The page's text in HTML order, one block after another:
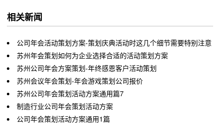
相关新闻
公司年会活动策划方案-策划庆典活动时这几个细节需要特别注意
​苏州年会策划如何为企业选择合适的活动策划方案
苏州公司年会方案策划-年终感恩客户活动策划
苏州会议年会策划-年会游戏策划公司报价
苏州公司年会策划活动方案通用篇7
制造行业公司年会策划活动方案
​公司年会策划活动方案通用1篇